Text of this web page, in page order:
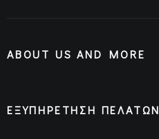
ABOUT US AND MORE
ΕΞΥΠΗΡΕΤΗΣΗ ΠΕΛΑΤΩΝ